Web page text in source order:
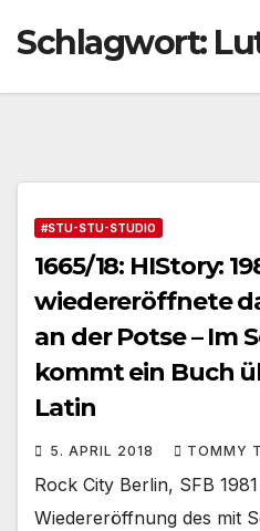
Schlagwort:
#STU-STU-STUDIO
1665/18: HIStory:
wiedereröffnete
an der Potse – Im
kommt ein Buch
Latin
5. APRIL 2018 TOMMY
Rock City Berlin, SFB
Wiedereröffnung des mit